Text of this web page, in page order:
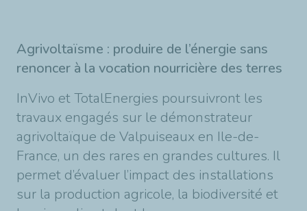
Agrivoltaïsme : produire de l’énergie sans
renoncer à la vocation nourricière des terres
InVivo et TotalEnergies poursuivront les
travaux engagés sur le démonstrateur
agrivoltaïque de Valpuiseaux en Ile-de-
France, un des rares en grandes cultures. Il
permet d’évaluer l’impact des installations
sur la production agricole, la biodiversité et